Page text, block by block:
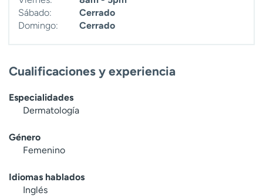
Sábado:
Cerrado
Domingo:
Cerrado
Cualificaciones y experiencia
Especialidades
Dermatología
Género
Femenino
Idiomas hablados
Inglés